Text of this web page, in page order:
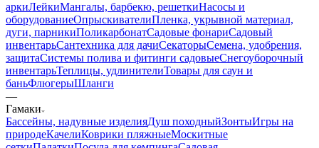
аркиЛейкиМангалы, барбекю, решеткиНасосы и
оборудованиеОпрыскивателиПленка, укрывной материал,
дуги, парникиПоликарбонатСадовые фонариСадовый
инвентарьСантехника для дачиСекаторыСемена, удобрения,
защитаСистемы полива и фитинги садовыеСнегоуборочный
инвентарьТеплицы, удлинителиТовары для саун и
баньФлюгерыШланги
—
Гамаки
Бассейны, надувные изделияДуш походныйЗонтыИгры на
природеКачелиКоврики пляжныеМоскитные